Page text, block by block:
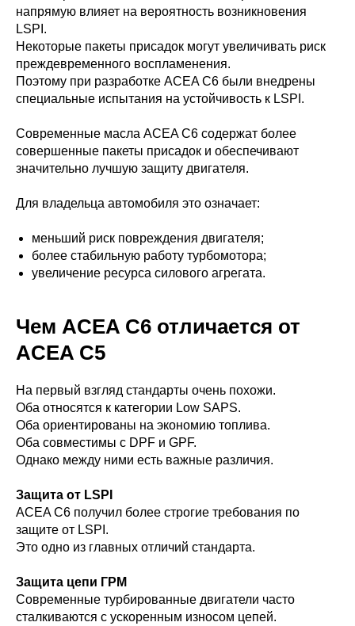
напрямую влияет на вероятность возникновения
LSPI.
Некоторые пакеты присадок могут увеличивать риск
преждевременного воспламенения.
Поэтому при разработке ACEA C6 были внедрены
специальные испытания на устойчивость к LSPI.
Современные масла ACEA C6 содержат более
совершенные пакеты присадок и обеспечивают
значительно лучшую защиту двигателя.
Для владельца автомобиля это означает:
меньший риск повреждения двигателя;
более стабильную работу турбомотора;
увеличение ресурса силового агрегата.
Чем ACEA C6 отличается от
ACEA C5
На первый взгляд стандарты очень похожи.
Оба относятся к категории Low SAPS.
Оба ориентированы на экономию топлива.
Оба совместимы с DPF и GPF.
Однако между ними есть важные различия.
Защита от LSPI
ACEA C6 получил более строгие требования по
защите от LSPI.
Это одно из главных отличий стандарта.
Защита цепи ГРМ
Современные турбированные двигатели часто
сталкиваются с ускоренным износом цепей.